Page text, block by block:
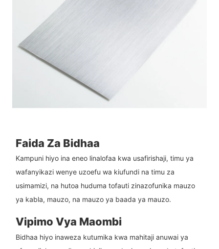
Faida Za Bidhaa
Kampuni hiyo ina eneo linalofaa kwa usafirishaji, timu ya
wafanyikazi wenye uzoefu wa kiufundi na timu za
usimamizi, na hutoa huduma tofauti zinazofunika mauzo
ya kabla, mauzo, na mauzo ya baada ya mauzo.
Vipimo Vya Maombi
Bidhaa hiyo inaweza kutumika kwa mahitaji anuwai ya